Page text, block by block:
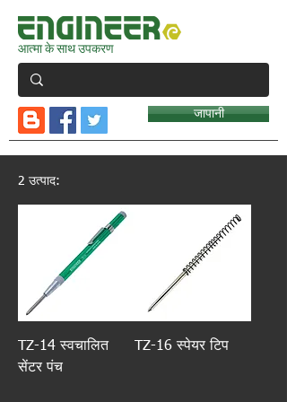
आत्मा के साथ उपकरण
जापानी
2 उत्पाद:
TZ-14 स्वचालित
सेंटर पंच
TZ-16 स्पेयर टिप